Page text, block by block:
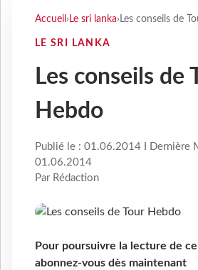
Accueil › Le sri lanka› Les conseils de
LE SRI LANKA
Les conseils de
Hebdo
Publié le : 01.06.2014 I Dernière
01.06.2014
Par Rédaction
Pour poursuivre la lecture de
abonnez-vous dès maintenant